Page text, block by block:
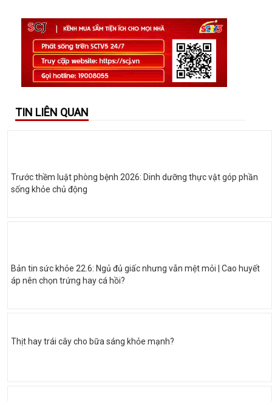
TIN LIÊN QUAN
Trước thềm luật phòng bệnh 2026: Dinh dưỡng thực vật góp phần
sống khỏe chủ động
Bản tin sức khỏe 22.6: Ngủ đủ giấc nhưng vẫn mệt mỏi | Cao huyết
áp nên chọn trứng hay cá hồi?
Thịt hay trái cây cho bữa sáng khỏe mạnh?